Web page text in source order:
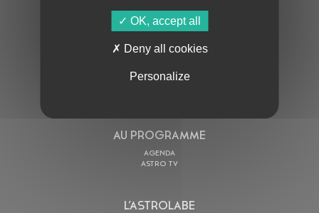
AU PROGRAMME
AGENDA
ASTRO TV
L’ASTROLABE
OK, accept all
Deny all cookies
Personalize